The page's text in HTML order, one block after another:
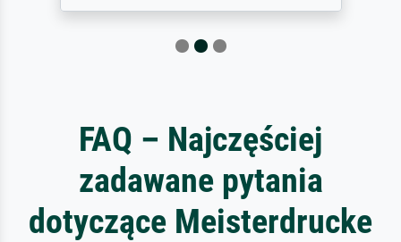
FAQ – Najczęściej
zadawane pytania
dotyczące Meisterdrucke